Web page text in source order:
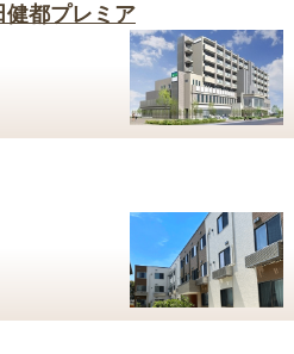
健都プレミア